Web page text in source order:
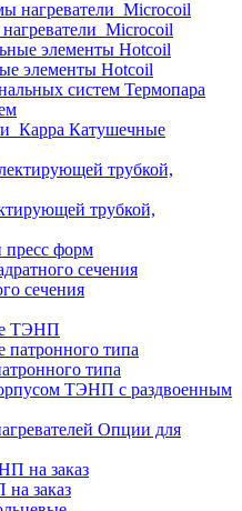
элементы Hotcoil
Термопара
Катушечные
трубкой,
пресс форм
сечения
сечения
ТЭНП
типа
ТЭНП с раздвоенным
Опции для
заказ